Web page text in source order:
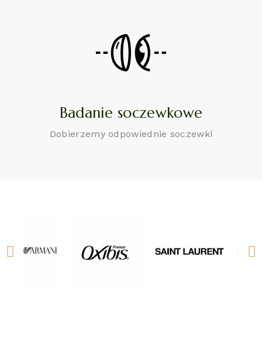
Badanie soczewkowe
Dobierzemy odpowiednie soczewki